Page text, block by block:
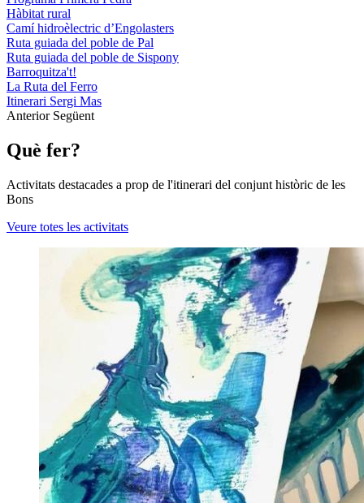
Hàbitat rural
Camí hidroèlectric d’Engolasters
Ruta guiada del poble de Pal
Ruta guiada del poble de Sispony
Barroquitza't!
La Ruta del Ferro
Itinerari Sergi Mas
Anterior Següent
Què fer?
Activitats destacades a prop de l'itinerari del conjunt històric de les
Bons
Veure totes les activitats